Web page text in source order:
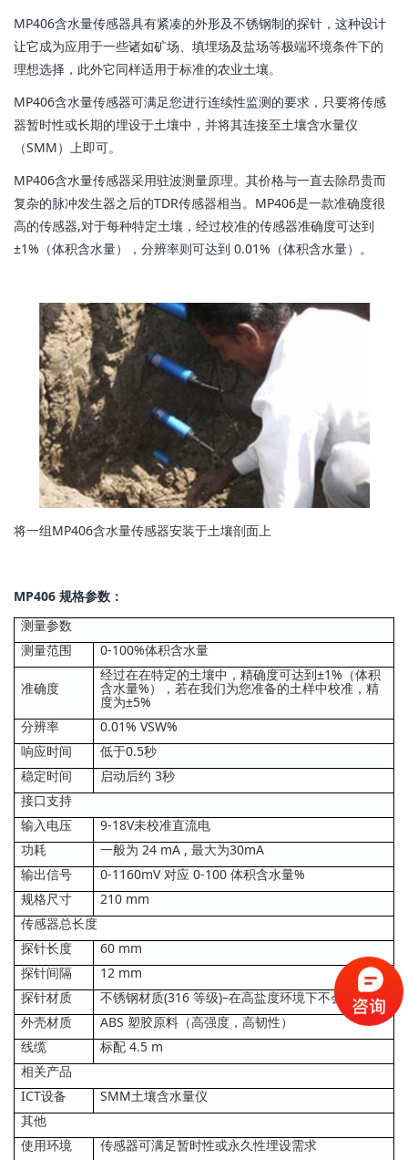
MP406含水量传感器具有紧凑的外形及不锈钢制的探针，这种设计
让它成为应用于一些诸如矿场、填埋场及盐场等极端环境条件下的
理想选择，此外它同样适用于标准的农业土壤。
MP406含水量传感器可满足您进行连续性监测的要求，只要将传感
器暂时性或长期的埋设于土壤中，并将其连接至土壤含水量仪
（SMM）上即可。
MP406含水量传感器采用驻波测量原理。其价格与一直去除昂贵而
复杂的脉冲发生器之后的TDR传感器相当。MP406是一款准确度很
高的传感器,对于每种特定土壤，经过校准的传感器准确度可达到
±1%（体积含水量），分辨率则可达到 0.01%（体积含水量）。
将一组MP406含水量传感器安装于土壤剖面上
MP406 规格参数：
测量参数
测量范围
0-100%体积含水量
准确度
经过在在特定的土壤中，精确度可达到±1%（体积
含水量%），若在我们为您准备的土样中校准，精
度为±5%
分辨率
0.01% VSW%
响应时间
低于0.5秒
稳定时间
启动后约 3秒
接口支持
输入电压
9-18V未校准直流电
功耗
一般为 24 mA , 最大为30mA
输出信号
0-1160mV 对应 0-100 体积含水量%
规格尺寸
210 mm
传感器总长度
探针长度
60 mm
探针间隔
12 mm
探针材质
不锈钢材质(316 等级)–在高盐度环境下不会被腐蚀
外壳材质
ABS 塑胶原料（高强度，高韧性）
线缆
标配 4.5 m
相关产品
ICT设备
SMM土壤含水量仪
其他
使用环境
传感器可满足暂时性或永久性埋设需求